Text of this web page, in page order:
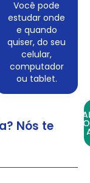
Você pode
estudar onde
e quando
quiser, do seu
celular,
computador
ou tablet.
Nós te